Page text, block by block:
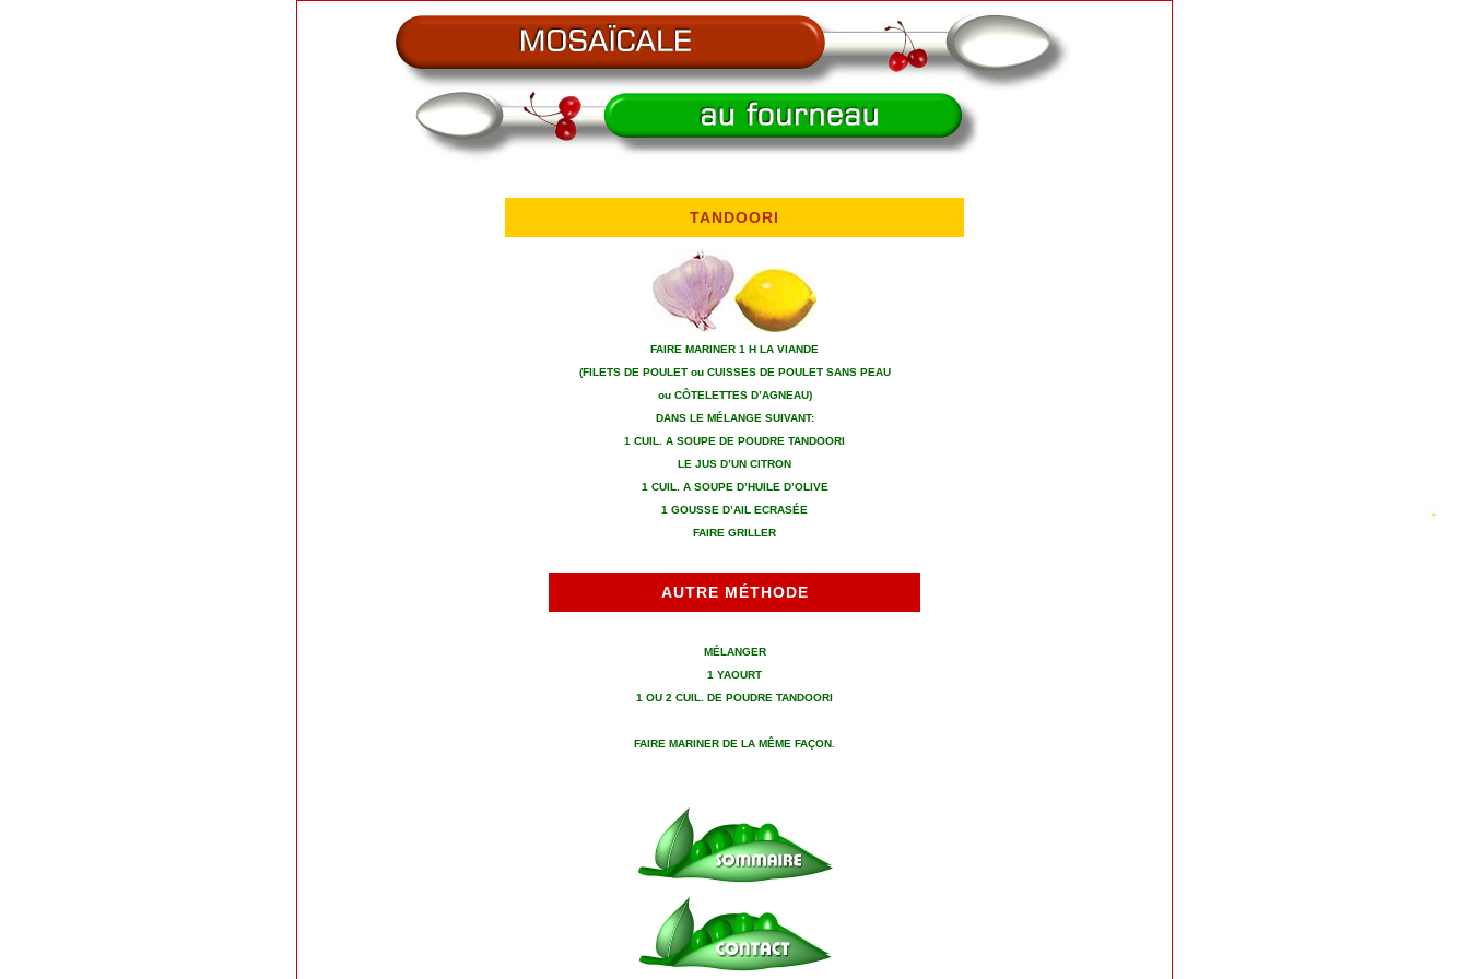
TANDOORI
FAIRE MARINER 1 H LA VIANDE
(FILETS DE POULET ou CUISSES DE POULET SANS PEAU
ou CÔTELETTES D’AGNEAU)
DANS LE MÉLANGE SUIVANT:
1 CUIL. A SOUPE DE POUDRE TANDOORI
LE JUS D’UN CITRON
1 CUIL. A SOUPE D’HUILE D’OLIVE
1 GOUSSE D’AIL ECRASÉE
FAIRE GRILLER
AUTRE MÉTHODE
MÉLANGER
1 YAOURT
1 OU 2 CUIL. DE POUDRE TANDOORI
FAIRE MARINER DE LA MÊME FAÇON.